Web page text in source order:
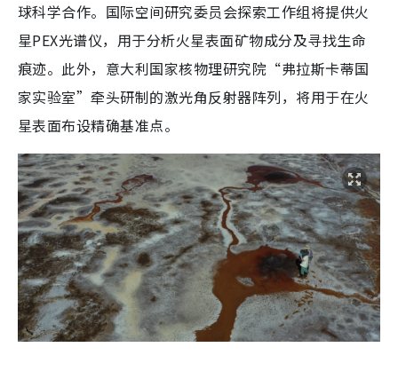
球科学合作。国际空间研究委员会探索工作组将提供火
星PEX光谱仪，用于分析火星表面矿物成分及寻找生命
痕迹。此外，意大利国家核物理研究院“弗拉斯卡蒂国
家实验室”牵头研制的激光角反射器阵列，将用于在火
星表面布设精确基准点。